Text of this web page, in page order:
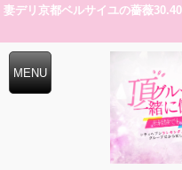
妻デリ京都ベルサイユの薔薇